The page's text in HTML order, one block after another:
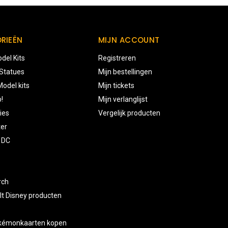
Kits
kits
Disney producten
kopen
MIJN ACCOUNT
Registreren
Mijn bestellingen
Mijn tickets
Mijn verlanglijst
Vergelijk producten